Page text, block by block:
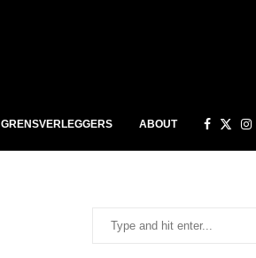
GRENSVERLEGGERS ABOUT